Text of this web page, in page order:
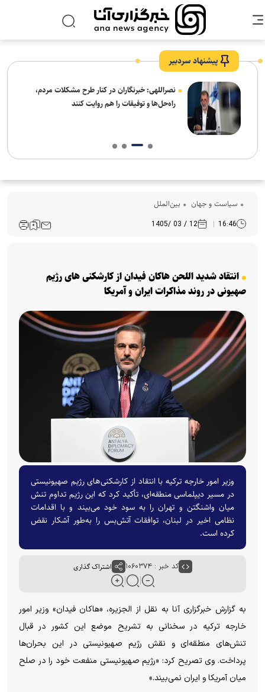
پیشنهاد سردبیر
نصراللهی: خبرنگاران در کنار طرح مشکلات مردم،
راه‌حل‌ها و توفیقات را هم روایت کنند
سیاست و جهان بین‌الملل
16:46
12 / 03 /1405
انتقاد شدید اللحن هاکان فیدان از کارشکنی های رژیم
صهیونی در روند مذاکرات ایران و آمریکا
وزیر امور خارجه ترکیه با انتقاد از کارشکنی‌های رژیم صهیونیستی
در مسیر دیپلماسی منطقه‌ای، تأکید کرد که این رژیم تداوم تنش
میان واشنگتن و تهران را به سود خود می‌بیند و با اقدامات
نظامی اخیر در لبنان، توافقات آتش‌بس را به‌طور آشکار نقض
کرده است.
کد خبر : ۱۰۶۰۳۷۴ اشتراک گذاری
به گزارش خبرگزاری آنا به نقل از الجزیره، «هاکان فیدان» وزیر امور
خارجه ترکیه در سخنانی به تشریح موضع این کشور در قبال
تنش‌های منطقه‌ای و نقش رژیم صهیونیستی در این بحران‌ها
پرداخت. وی تصریح کرد: «رژیم صهیونیستی منفعت خود را در صلح
میان آمریکا و ایران نمی‌بیند.»